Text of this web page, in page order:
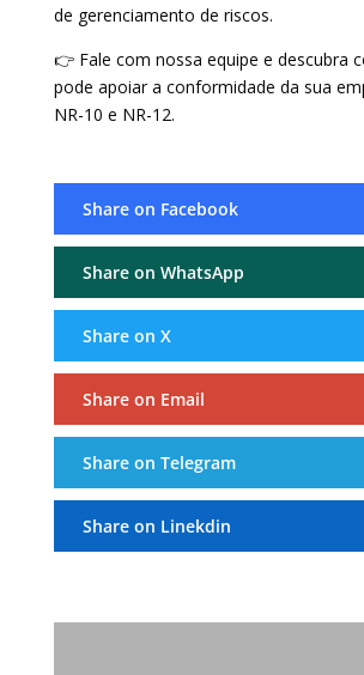
de gerenciamento de riscos.
👉 Fale com nossa equipe e descubra
pode apoiar a conformidade da sua
NR-10 e NR-12.
Share on Facebook
Share on WhatsApp
Share on X
Share on Email
Share on Telegram
Share on Linekdin